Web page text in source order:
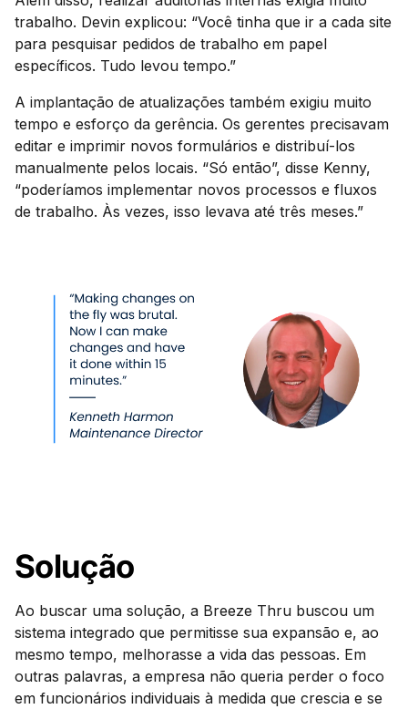
trabalho. Devin explicou: “Você tinha que ir a cada site
para pesquisar pedidos de trabalho em papel
específicos. Tudo levou tempo.”
A implantação de atualizações também exigiu muito
tempo e esforço da gerência. Os gerentes precisavam
editar e imprimir novos formulários e distribuí-los
manualmente pelos locais. “Só então”, disse Kenny,
“poderíamos implementar novos processos e fluxos
de trabalho. Às vezes, isso levava até três meses.”
Solução
Ao buscar uma solução, a Breeze Thru buscou um
sistema integrado que permitisse sua expansão e, ao
mesmo tempo, melhorasse a vida das pessoas. Em
outras palavras, a empresa não queria perder o foco
em funcionários individuais à medida que crescia e se